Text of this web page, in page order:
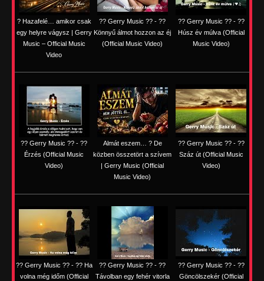
? Hazafelé… amikor csak
egy helyre vágysz | Gerry
Music – Official Music
Video
?? Gerry Music ?? - ??
Könnyű álmot hozzon az éj
(Official Music Video)
?? Gerry Music ?? - ??
Húsz év múlva (Official
Music Video)
?? Gerry Music ?? - ??
Érzés (Official Music
Video)
Almát eszem… ? De
közben összetört a szívem
| Gerry Music (Official
Music Video)
?? Gerry Music ?? - ??
Száz út (Official Music
Video)
?? Gerry Music ?? - ?? Ha
volna még időm (Official
?? Gerry Music ?? - ??
Távolban egy fehér vitorla
?? Gerry Music ?? - ??
Göncölszekér (Official